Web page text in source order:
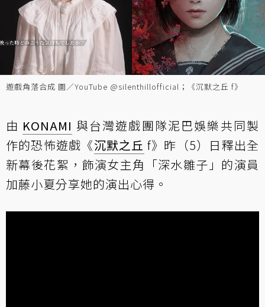
遊戲角落合成 圖／YouTube @silenthillofficial；《沉默之丘 f》
由 KONAMI 與台灣遊戲團隊泥巴娛樂共同製
作的恐怖遊戲《沉默之丘 f》昨（5）日釋出全
新幕後花絮，飾演女主角「深水雛子」的演員
加藤小夏分享她的演出心得。